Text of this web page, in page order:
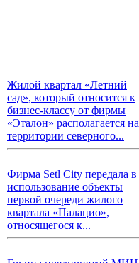
Жилой квартал «Летний
сад», который относится к
бизнес-классу от фирмы
«Эталон» располагается на
территории северного...
Фирма Setl City передала в
использование объекты
первой очереди жилого
квартала «Палацио»,
относящегося к...